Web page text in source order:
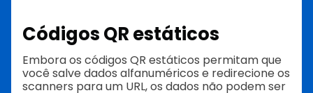
Códigos QR estáticos
Embora os códigos QR estáticos permitam que
você salve dados alfanuméricos e redirecione os
scanners para um URL, os dados não podem ser